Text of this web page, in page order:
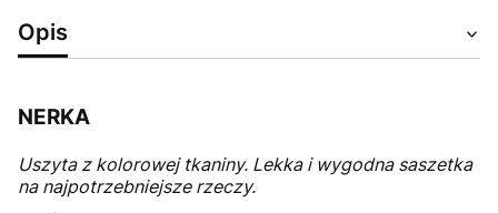
Opis
NERKA
Uszyta z kolorowej tkaniny. Lekka i wygodna saszetka
na najpotrzebniejsze rzeczy.